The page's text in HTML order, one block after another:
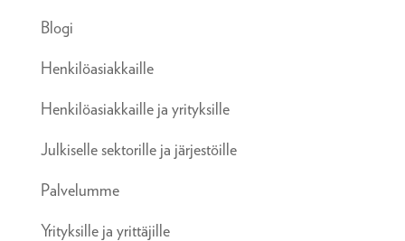
Blogi
Henkilöasiakkaille
Henkilöasiakkaille ja yrityksille
Julkiselle sektorille ja järjestöille
Palvelumme
Yrityksille ja yrittäjille